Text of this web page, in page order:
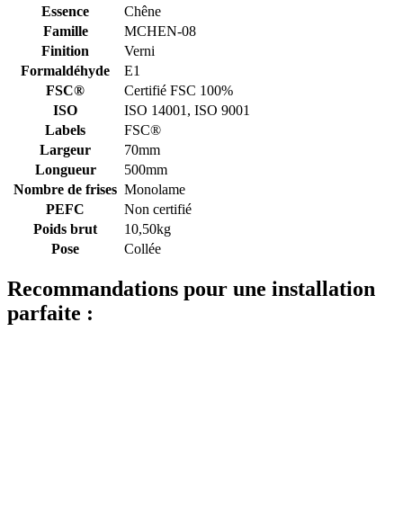
Essence
Chêne
Famille
MCHEN-08
Finition
Verni
Formaldéhyde
E1
FSC®
Certifié FSC 100%
ISO
ISO 14001, ISO 9001
Labels
FSC®
Largeur
70mm
Longueur
500mm
Nombre de frises Monolame
PEFC
Non certifié
Poids brut
10,50kg
Pose
Collée
Recommandations pour une installation
parfaite :